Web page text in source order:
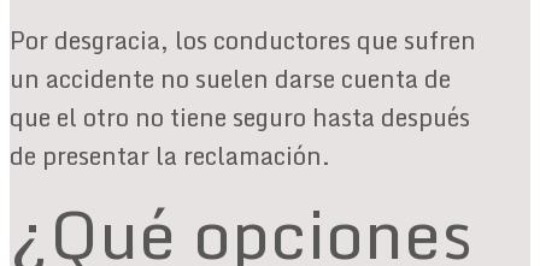
Por desgracia, los conductores que sufren
un accidente no suelen darse cuenta de
que el otro no tiene seguro hasta después
de presentar la reclamación.
¿Qué opciones